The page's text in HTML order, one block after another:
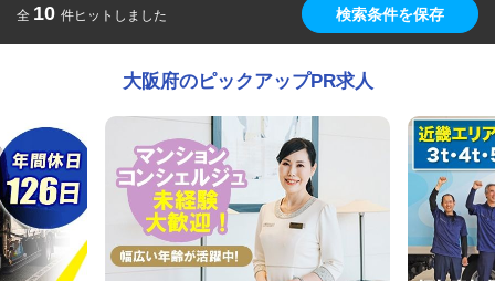
全 10 件ヒットしました 検索条件を保存
大阪府のピックアップPR求人